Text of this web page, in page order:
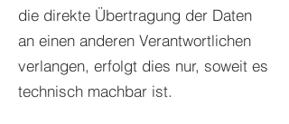
die direkte Übertragung der Daten
an einen anderen Verantwortlichen
verlangen, erfolgt dies nur, soweit es
technisch machbar ist.